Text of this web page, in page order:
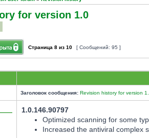
for version 1.0
Страница 8 из 10 [ Сообщений: 95 ]
Заголовок сообщения: Revision history for version
1.0.146.90797
Optimized scanning for some
Increased the antiviral complex